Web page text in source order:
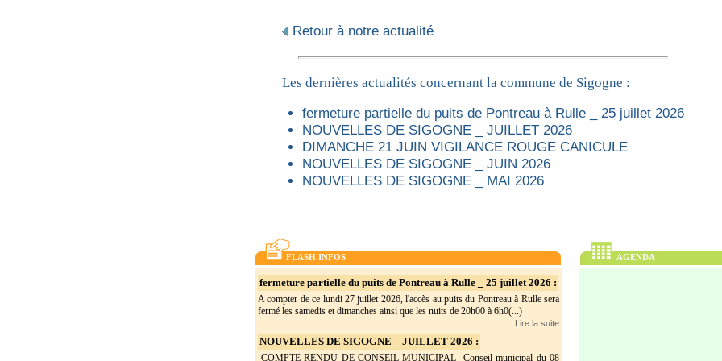
Retour à notre actualité
Les dernières actualités concernant la commune de Sigogne :
fermeture partielle du puits de Pontreau à Rulle _ 25 juillet 2026
NOUVELLES DE SIGOGNE _ JUILLET 2026
DIMANCHE 21 JUIN VIGILANCE ROUGE CANICULE
NOUVELLES DE SIGOGNE _ JUIN 2026
NOUVELLES DE SIGOGNE _ MAI 2026
FLASH INFOS AGENDA
fermeture partielle du puits de Pontreau à Rulle _ 25 juillet 2026 :
A compter de ce lundi 27 juillet 2026, l'accès au puits du Pontreau à Rulle sera
fermé les samedis et dimanches ainsi que les nuits de 20h00 à 6h0(...)
Lire la suite
NOUVELLES DE SIGOGNE _ JUILLET 2026 :
COMPTE-RENDU DE CONSEIL MUNICIPAL Conseil municipal du 08